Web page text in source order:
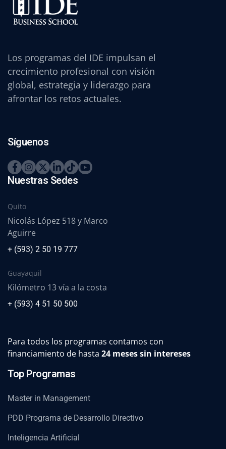
Los programas del IDE impulsan el
crecimiento profesional con visión
global, estrategia y liderazgo para
afrontar los retos actuales.
Síguenos
Nuestras Sedes
Quito
Nicolás López 518 y Marco
Aguirre
+ (593) 2 50 19 777
Guayaquil
Kilómetro 13 vía a la costa
+ (593) 4 51 50 500
Para todos los programas contamos con
financiamiento de hasta 24 meses sin intereses
Top Programas
Master in Management
PDD Programa de Desarrollo Directivo
Inteligencia Artificial